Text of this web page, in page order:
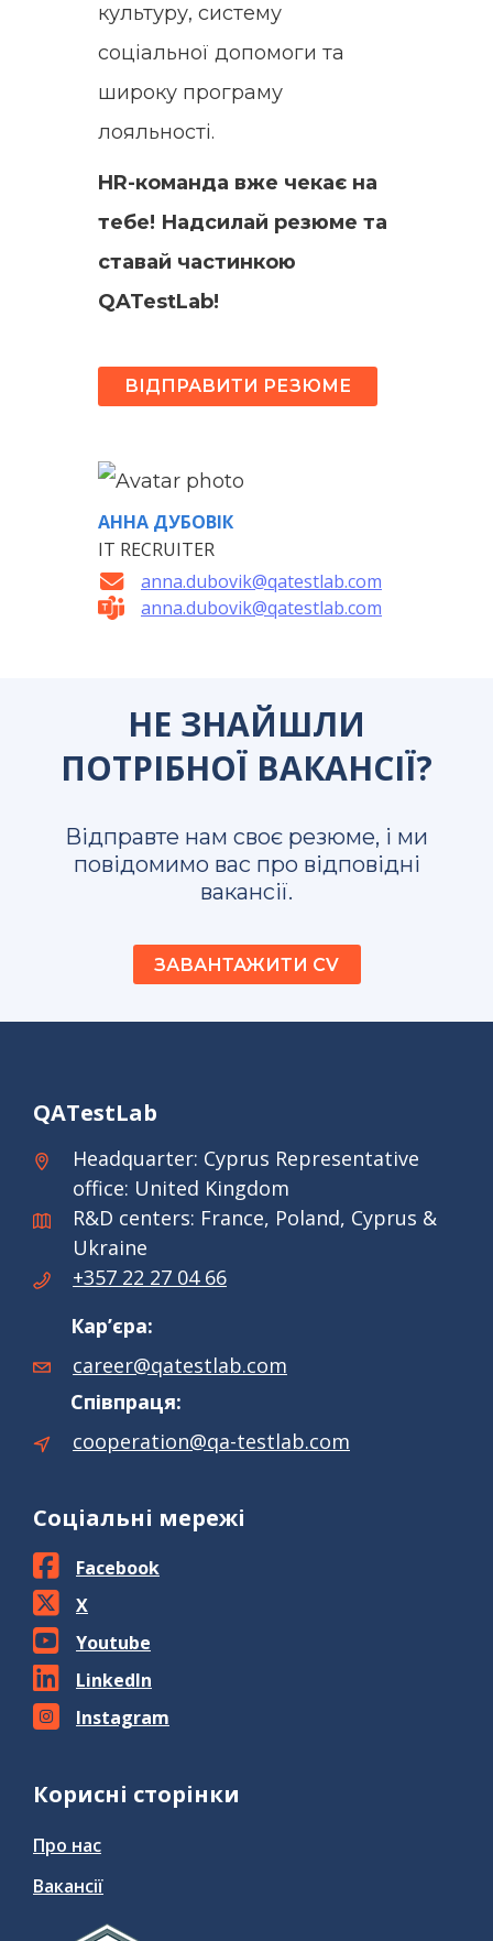
культуру, систему
соціальної допомоги та
широку програму
лояльності.
HR-команда вже чекає на
тебе! Надсилай резюме та
ставай частинкою
QATestLab!
ВІДПРАВИТИ РЕЗЮМЕ
АННА ДУБОВІК
IT RECRUITER
anna.dubovik@qatestlab.com
anna.dubovik@qatestlab.com
НЕ ЗНАЙШЛИ
ПОТРІБНОЇ ВАКАНСІЇ?
Відправте нам своє резюме, і ми
повідомимо вас про відповідні
вакансії.
ЗАВАНТАЖИТИ CV
QATestLab
Headquarter: Cyprus Representative
office: United Kingdom
R&D centers: France, Poland, Cyprus &
Ukraine
+357 22 27 04 66
Кар’єра:
career@qatestlab.com
Співпраця:
cooperation@qa-testlab.com
Соціальні мережі
Facebook
X
Youtube
LinkedIn
Instagram
Корисні сторінки
Про нас
Вакансії